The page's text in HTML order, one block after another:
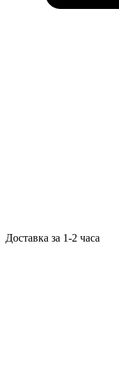
Доставка за 1-2 часа